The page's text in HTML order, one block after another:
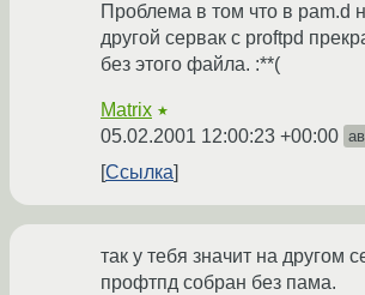
Проблема в том что в pam.d
другой сервак с proftpd
без этого файла. :**(
Matrix ★
05.02.2001 12:00:23 +00:00
Ссылка
так у тебя значит на другом
профтпд собран без пама.